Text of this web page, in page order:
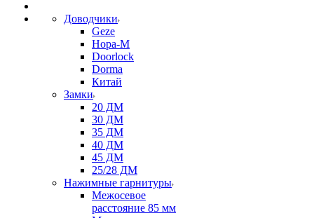
Доводчики
Geze
Нора-М
Doorlock
Dorma
Китай
Замки
20 ДМ
30 ДМ
35 ДМ
40 ДМ
45 ДМ
25/28 ДМ
Нажимные гарнитуры
Межосевое
расстояние 85 мм